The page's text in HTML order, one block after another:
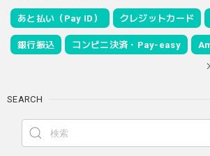
あと払い（Pay ID） クレジットカード
銀行振込 コンビニ決済・Pay-easy
SEARCH